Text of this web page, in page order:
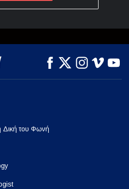
Δική του Φωνή